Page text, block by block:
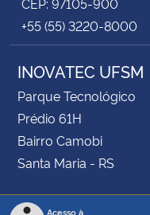
+55 (55) 3220-8000
INOVATEC UFSM
Parque Tecnológico
Prédio 61H
Bairro Camobi
Santa Maria - RS
Acesso à